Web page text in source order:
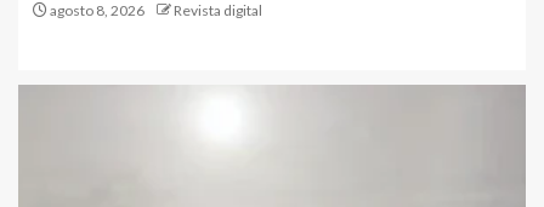
agosto 8, 2026 Revista digital